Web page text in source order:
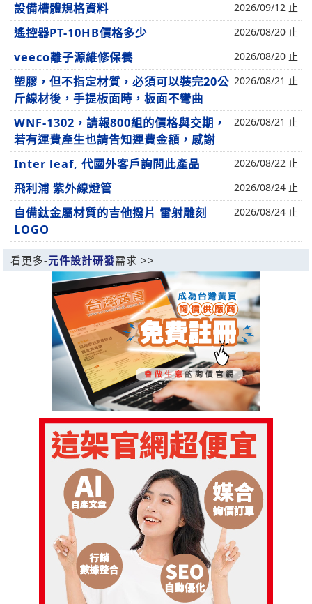
設備槽體規格資料 2026/09/12 止
遙控器PT-10HB價格多少 2026/08/20 止
veeco離子源維修保養 2026/08/20 止
塑膠，但不指定材質，必須可以裝完20公
斤線材後，手提板面時，板面不彎曲
2026/08/21 止
WNF-1302，請報800組的價格與交期，
若有運費產生也請告知運費金額，感謝
2026/08/21 止
Inter leaf, 代國外客戶詢問此產品 2026/08/22 止
飛利浦 紫外線燈管 2026/08/24 止
自備鈦金屬材質的吉他撥片 雷射雕刻
LOGO
2026/08/24 止
看更多-元件設計研發需求 >>